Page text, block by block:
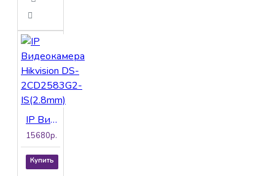
IP Видеокамера Hikvision DS-2CD2583G2-IS(2.8mm)
15680р.
Купить